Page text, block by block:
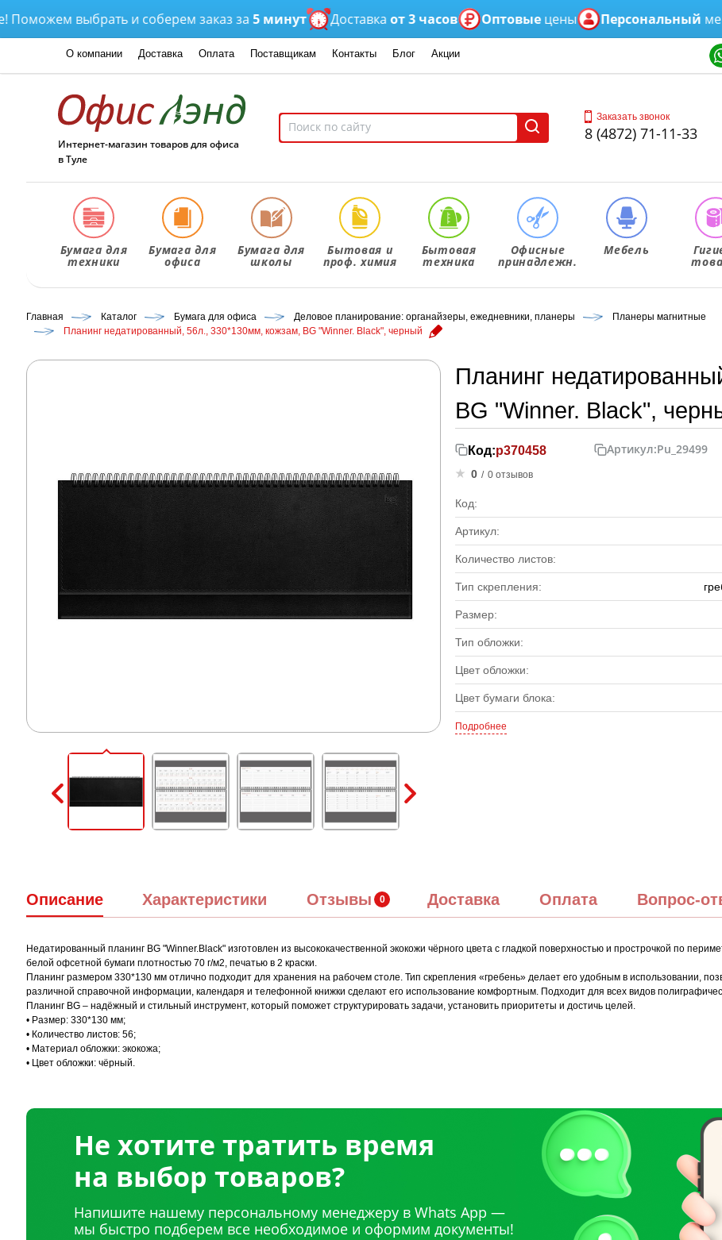
выбрать и соберем заказ за5 минут Доставкаот 3 часов Оптовыецены Персональный
О компании Доставка Оплата Поставщикам Контакты Блог Акции
Интернет-магазин товаров для офиса
в Туле
Заказать звонок
8 (4872) 71-11-33
Бумага для
техники
Бумага для
офиса
Бумага для
школы
Бытовая и
проф. химия
Бытовая
техника
Офисные
принадлежн.
Мебель
Главная Каталог Бумага для офиса Деловое планирование: органайзеры, ежедневники, планеры
Планеры магнитные
Планинг недатированный, 56л., 330*130мм, кожзам, BG "Winner. Black", черный
Планинг
BG "Winner. Black",
Код:р370458 Артикул:Pu_29499
0 / 0 отзывов
Код:
Артикул:
Количество листов:
Тип скрепления:
Размер:
Тип обложки:
Цвет обложки:
Цвет бумаги блока:
Подробнее
Описание Характеристики Отзывы Доставка Оплата Вопрос-
Недатированный планинг BG "Winner.Black" изготовлен из высококачественной экокожи чёрного цвета с гладкой поверхностью и прострочкой по
белой офсетной бумаги плотностью 70 г/м2, печатью в 2 краски.
Планинг размером 330*130 мм отлично подходит для хранения на рабочем столе. Тип скрепления «гребень» делает его удобным в использовании,
различной справочной информации, календаря и телефонной книжки сделают его использование комфортным. Подходит для всех видов
Планинг BG – надёжный и стильный инструмент, который поможет структурировать задачи, установить приоритеты и достичь целей.
• Размер: 330*130 мм;
• Количество листов: 56;
• Материал обложки: экокожа;
• Цвет обложки: чёрный.
Не хотите тратить время
на выбор товаров?
Напишите нашему персональному менеджеру в Whats App —
мы быстро подберем все необходимое и оформим документы!